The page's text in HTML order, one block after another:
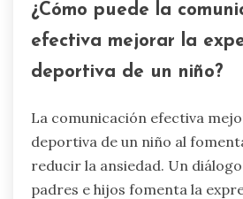
¿Cómo puede la
efectiva mejorar la
deportiva de un niño?
La comunicación efectiva
deportiva de un niño al
reducir la ansiedad. Un
padres e hijos fomenta la